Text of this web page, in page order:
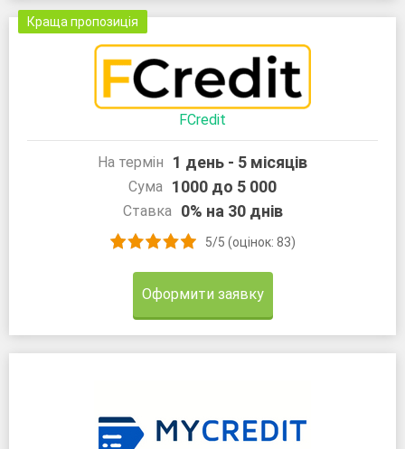
Краща пропозиція
FCredit
На термін 1 день - 5 місяців
Сума 1000 до 5 000
Ставка 0% на 30 днів
5/5 (оцінок: 83)
Оформити заявку